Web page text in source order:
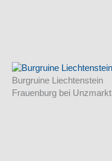
Burgruine Liechtenstein
Frauenburg bei Unzmarkt